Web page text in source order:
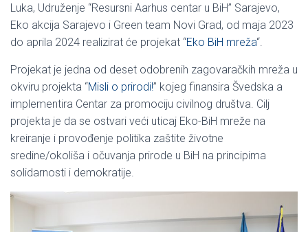
Luka, Udruženje “Resursni Aarhus centar u BiH” Sarajevo,
Eko akcija Sarajevo i Green team Novi Grad, od maja 2023
do aprila 2024 realizirat će projekat “Eko BiH mreža“.
Projekat je jedna od deset odobrenih zagovaračkih mreža u
okviru projekta “Misli o prirodi!” kojeg finansira Švedska a
implementira Centar za promociju civilnog društva. Cilj
projekta je da se ostvari veći uticaj Eko-BiH mreže na
kreiranje i provođenje politika zaštite životne
sredine/okoliša i očuvanja prirode u BiH na principima
solidarnosti i demokratije.